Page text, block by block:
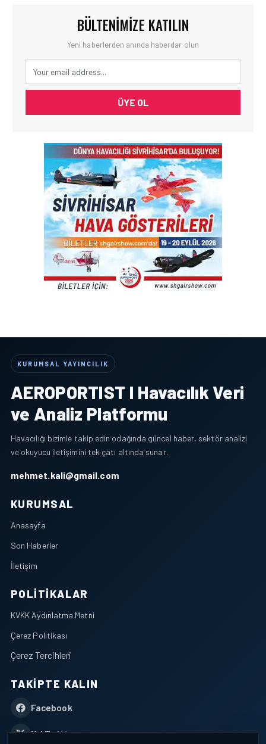
BÜLTENIMIZE KATILIN
Yeni haberlerden anında haberdar olun
ÜYE OL
KURUMSAL YAYINCILIK
AEROPORTIST I Havacılık Veri
ve Analiz Platformu
Havacılığı bizimle takip edin odağında güncel haber, sektör analizi
ve okuyucu iletişimini tek çatı altında sunar.
mehmet.kali@gmail.com
KURUMSAL
Anasayfa
Son Haberler
İletişim
POLITIKALAR
KVKK Aydınlatma Metni
Çerez Politikası
Çerez Tercihleri
TAKIPTE KALIN
Facebook
X / Twitter